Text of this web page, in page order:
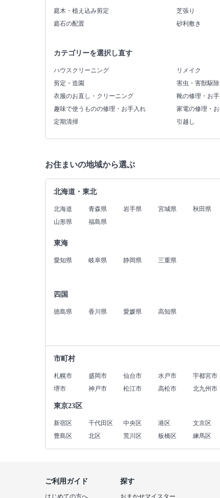
庭木・植え込み剪定 芝張り
庭石の配置
砂利敷き
カテゴリーを選択し直す
ハウスクリーニング リメイク
剪定・造園
害虫・害獣駆除
衣服のお直し・クリーニング
靴の修理・お
趣味で使うものの修理・お手入れ
家電の修理・
定期清掃
引越し
お住まいの地域から選ぶ
北海道・東北
北海道 青森県 岩手県 宮城県
秋田県
山形県
福島県
東海
愛知県 岐阜県 静岡県 三重県
四国
徳島県 香川県 愛媛県 高知県
市町村
札幌市 盛岡市 仙台市 水戸市 宇都宮市
堺市
神戸市 松江市 高松市 北九州市
東京23区
新宿区 千代田区 中央区 港区 文京区
豊島区
北区 荒川区 板橋区 練馬区
探す
おまかせマイスター
ご利用ガイド
はじめての方へ